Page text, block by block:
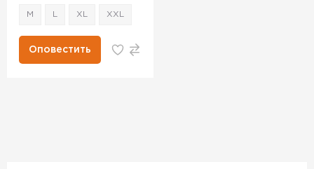
M XL XXL
Оповестить